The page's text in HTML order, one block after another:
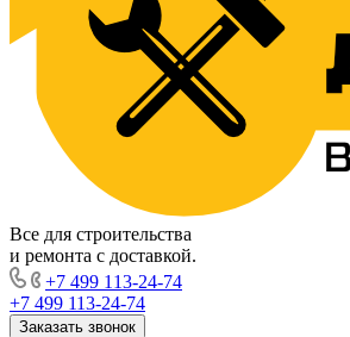
Все для строительства
и ремонта с доставкой.
+7 499 113-24-74
+7 499 113-24-74
Заказать звонок